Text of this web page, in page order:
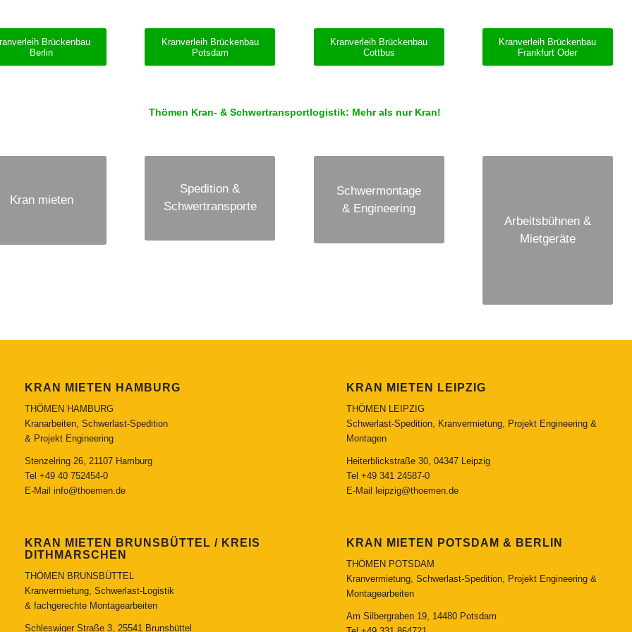
Brückenbau
Berlin
Kranverleih Brückenbau
Potsdam
Kranverleih Brückenbau
Cottbus
Kranverleih Brückenbau
Frankfurt Oder
Thömen Kran- & Schwertransportlogistik: Mehr als nur Kran!
Kran mieten
Spedition &
Schwertransporte
Schwermontage
& Engineering
Arbeitsbühnen &
Mietgeräte
KRAN MIETEN HAMBURG
THÖMEN HAMBURG
Kranarbeiten, Schwerlast-Spedition
& Projekt Engineering
Stenzelring 26, 21107 Hamburg
Tel +49 40 752454-0
E-Mail info@thoemen.de
KRAN MIETEN BRUNSBÜTTEL / KREIS
DITHMARSCHEN
THÖMEN BRUNSBÜTTEL
Kranvermietung, Schwerlast-Logistik
& fachgerechte Montagearbeiten
Schleswiger Straße 3, 25541 Brunsbüttel
KRAN MIETEN LEIPZIG
THÖMEN LEIPZIG
Schwerlast-Spedition, Kranvermietung, Projekt Engineering &
Montagen
Heiterblickstraße 30, 04347 Leipzig
Tel +49 341 24587-0
E-Mail
leipzig@thoemen.de
KRAN MIETEN POTSDAM & BERLIN
THÖMEN POTSDAM
Kranvermietung, Schwerlast-Spedition, Projekt Engineering &
Montagearbeiten
Am Silbergraben 19, 14480 Potsdam